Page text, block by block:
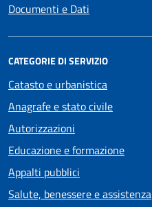
Documenti e Dati
CATEGORIE DI SERVIZIO
Catasto e urbanistica
Anagrafe e stato civile
Autorizzazioni
Educazione e formazione
Appalti pubblici
Salute, benessere e assistenza